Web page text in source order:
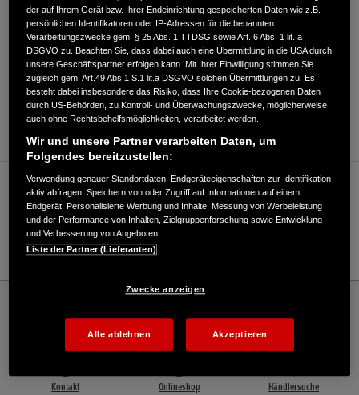
In den Folgen 23,98693,Ilmenau
ANFAHRTSBESCHREIBUNG ANFORDERN
Verkauf / Kundendienst
03677/812508
Rasen und Garten
Forst-, Garten- & Kommunaltechnik Th. Mittelbach, Inh. Uta Mittelbach - Rasen und
Garten – Honda - HONDA Deutschland Offizielle Website | The Power of Dreams
Kontakt Onlineshop Händlersuche
der auf Ihrem Gerät bzw. Ihrer Endeinrichtung gespeicherten Daten wie z.B.
persönlichen Identifikatoren oder IP-Adressen für die benannten
Verarbeitungszwecke gem. § 25 Abs. 1 TTDSG sowie Art. 6 Abs. 1 lit. a
DSGVO zu. Beachten Sie, dass dabei auch eine Übermittlung in die USA durch
unsere Geschäftspartner erfolgen kann. Mit Ihrer Einwilligung stimmen Sie
zugleich gem. Art.49 Abs.1 S.1 lit.a DSGVO solchen Übermittlungen zu. Es
besteht dabei insbesondere das Risiko, dass Ihre Cookie-bezogenen Daten
durch US-Behörden, zu Kontroll- und Überwachungszwecke, möglicherweise
auch ohne Rechtsbehelfsmöglichkeiten, verarbeitet werden.
Wir und unsere Partner verarbeiten Daten, um
Folgendes bereitzustellen:
Verwendung genauer Standortdaten. Endgeräteeigenschaften zur Identifikation
aktiv abfragen. Speichern von oder Zugriff auf Informationen auf einem
Endgerät. Personalisierte Werbung und Inhalte, Messung von Werbeleistung
und der Performance von Inhalten, Zielgruppenforschung sowie Entwicklung
und Verbesserung von Angeboten.
Liste der Partner (Lieferanten)
Zwecke anzeigen
Alle ablehnen Akzeptieren